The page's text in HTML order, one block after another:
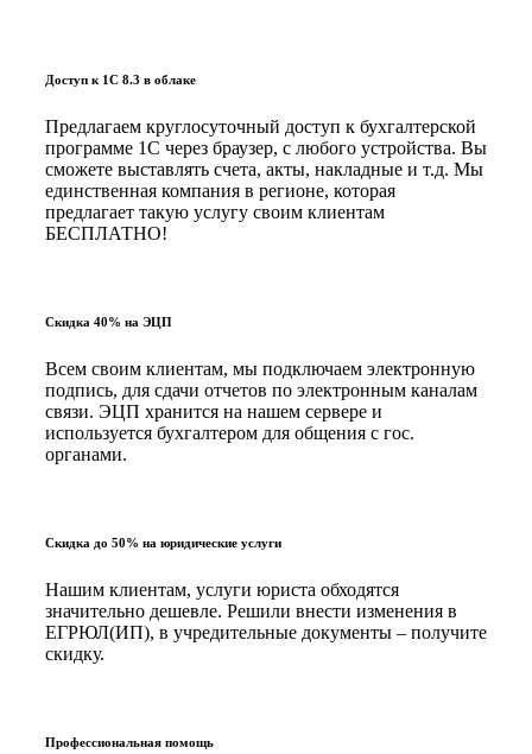
Доступ к 1С 8.3 в облаке
Предлагаем круглосуточный доступ к бухгалтерской
программе 1С через браузер, с любого устройства. Вы
сможете выставлять счета, акты, накладные и т.д. Мы
единственная компания в регионе, которая
предлагает такую услугу своим клиентам
БЕСПЛАТНО!
Скидка 40% на ЭЦП
Всем своим клиентам, мы подключаем электронную
подпись, для сдачи отчетов по электронным каналам
связи. ЭЦП хранится на нашем сервере и
используется бухгалтером для общения с гос.
органами.
Скидка до 50% на юридические услуги
Нашим клиентам, услуги юриста обходятся
значительно дешевле. Решили внести изменения в
ЕГРЮЛ(ИП), в учредительные документы – получите
скидку.
Профессиональная помощь